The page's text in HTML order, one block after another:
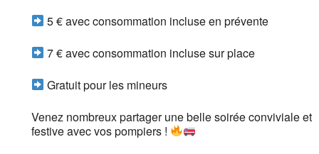
5 € avec consommation incluse en prévente
7 € avec consommation incluse sur place
Gratuit pour les mineurs
Venez nombreux partager une belle soirée conviviale et
festive avec vos pompiers !